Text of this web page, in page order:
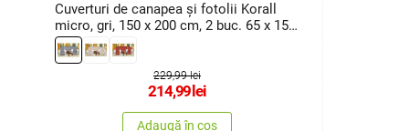
Cuverturi de canapea şi fotolii Korall
micro, gri, 150 x 200 cm, 2 buc. 65 x 150
cm
229,99 lei
214,99lei
Adaugă în coș